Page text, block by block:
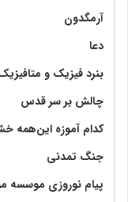
آرمگدون
دعا
بنرد فیزیک و
چالش بر سر قدس
کدام آموزه این‌همه
جنگ تمدنی
پیام نوروزی موسسه